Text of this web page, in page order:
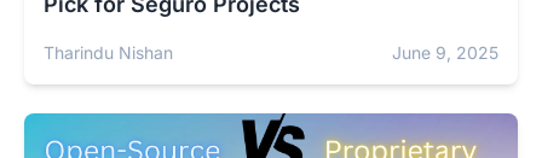
Tharindu Nishan June 9, 2025